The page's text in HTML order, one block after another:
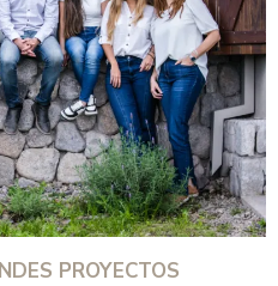
PROYECTOS